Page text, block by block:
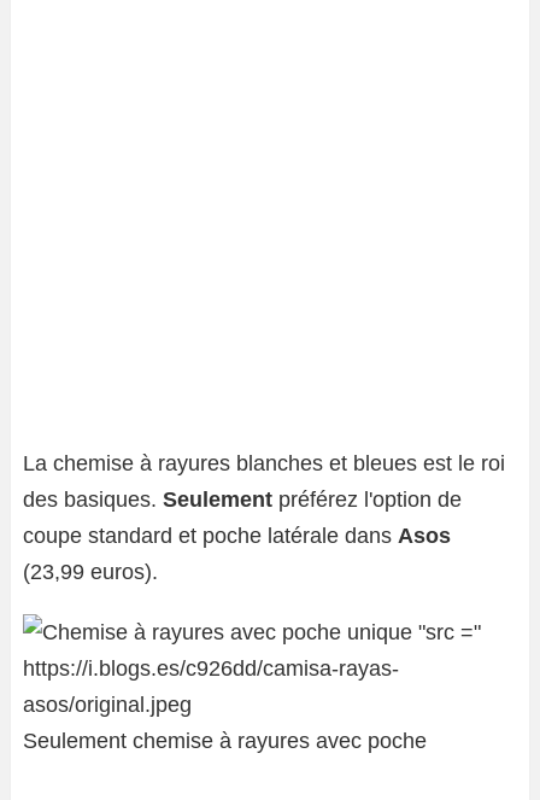
La chemise à rayures blanches et bleues est le roi
des basiques. Seulement préférez l'option de
coupe standard et poche latérale dans Asos
(23,99 euros).
Seulement chemise à rayures avec poche